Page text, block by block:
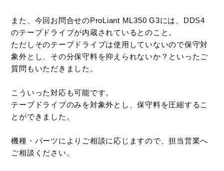
また、今回お問合せのProLiant ML350 G3には、DDS4
のテープドライブが内蔵されているとのこと。
ただしそのテープドライブは使用していないので保守対
象外とし、 その分保守料を抑えられないか？といったご
質問もいただきました。
こういった対応も可能です。
テープドライブのみを対象外とし、保守料を圧縮するこ
とができました。
機種・パーツによりご相談に応じますので、担当営業へ
ご相談ください。